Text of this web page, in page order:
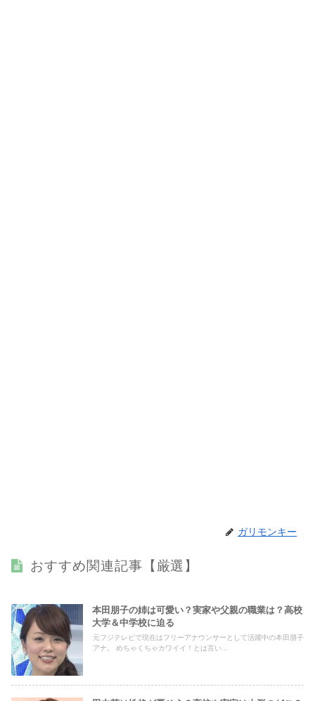
ガリモンキー
おすすめ関連記事【厳選】
本田朋子の姉は可愛い？実家や父親の職業は？高校
大学＆中学校に迫る
元フジテレビで現在はフリーアナウンサーとして活躍中の本田朋子
アナ。 めちゃくちゃカワイイ！とは言い...